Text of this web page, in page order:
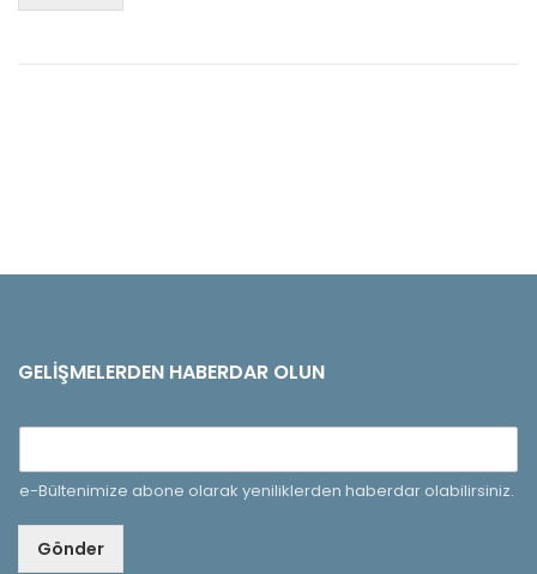
GELIŞMELERDEN HABERDAR OLUN
e-Bültenimize abone olarak yeniliklerden haberdar olabilirsiniz.
Gönder